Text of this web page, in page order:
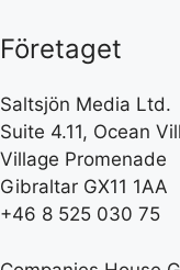
Företaget
Saltsjön Media Ltd.
Suite 4.11, Ocean
Village Promenade
Gibraltar GX11 1AA
+46 8 525 030 75